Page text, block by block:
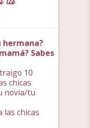
hermana?
Sabes
10
chicas
novia/tu
las chicas